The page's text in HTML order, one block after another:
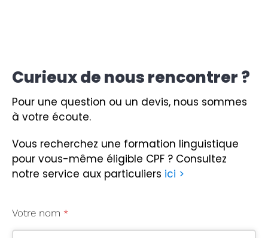
Curieux de nous rencontrer ?
Pour une question ou un devis, nous sommes
à votre écoute.
Vous recherchez une formation linguistique
pour vous-même éligible CPF ? Consultez
notre service aux particuliers ici >
E
m
Votre nom *